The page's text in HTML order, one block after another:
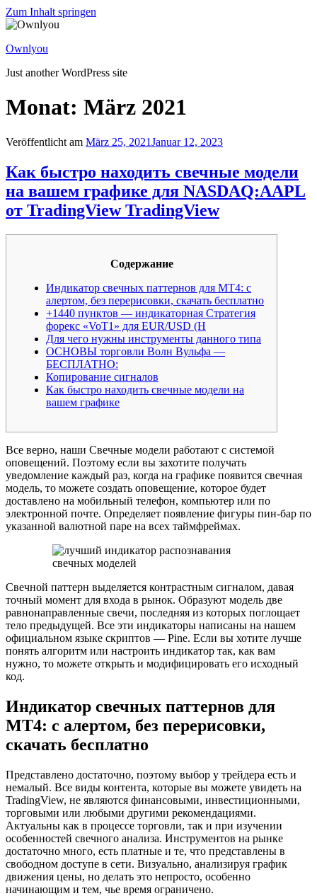
Zum Inhalt springen
Ownlyou
Just another WordPress site
Monat: März 2021
Veröffentlicht am März 25, 2021Januar 12, 2023
Как быстро находить свечные модели
на вашем графике для NASDAQ:AAPL
от TradingView TradingView
Содержание
Индикатор свечных паттернов для MT4: с
алертом, без перерисовки, скачать бесплатно
+1440 пунктов — индикаторная Стратегия
форекс «VoT1» для EUR/USD (H
Для чего нужны инструменты данного типа
ОСНОВЫ торговли Волн Вульфа —
БЕСПЛАТНО:
Копирование сигналов
Как быстро находить свечные модели на
вашем графике
Все верно, наши Свечные модели работают с системой
оповещений. Поэтому если вы захотите получать
уведомление каждый раз, когда на графике появится свечная
модель, то можете создать оповещение, которое будет
доставлено на мобильный телефон, компьютер или по
электронной почте. Определяет появление фигуры пин-бар по
указанной валютной паре на всех таймфреймах.
Свечной паттерн выделяется контрастным сигналом, давая
точный момент для входа в рынок. Образуют модель две
равнонаправленные свечи, последняя из которых поглощает
тело предыдущей. Все эти индикаторы написаны на нашем
официальном языке скриптов — Pine. Если вы хотите лучше
понять алгоритм или настроить индикатор так, как вам
нужно, то можете открыть и модифицировать его исходный
код.
Индикатор свечных паттернов для
MT4: с алертом, без перерисовки,
скачать бесплатно
Представлено достаточно, поэтому выбор у трейдера есть и
немалый. Все виды контента, которые вы можете увидеть на
TradingView, не являются финансовыми, инвестиционными,
торговыми или любыми другими рекомендациями.
Актуальны как в процессе торговли, так и при изучении
особенностей свечного анализа. Инструментов на рынке
достаточно много, есть платные и те, что представлены в
свободном доступе в сети. Визуально, анализируя график
движения цены, но делать это непросто, особенно
начинающим и тем, чье время ограничено.